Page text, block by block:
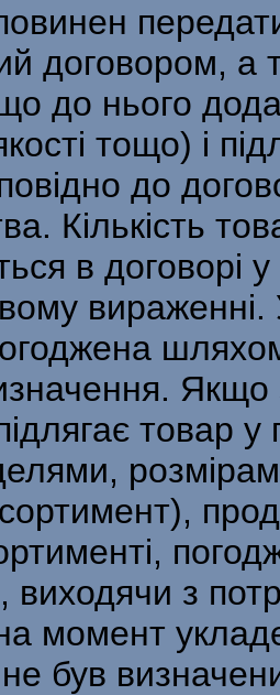
договором, а
до нього
тощо) і
до
Кількість
в договорі
вираженні.
товар у
виходячи з
момент
був